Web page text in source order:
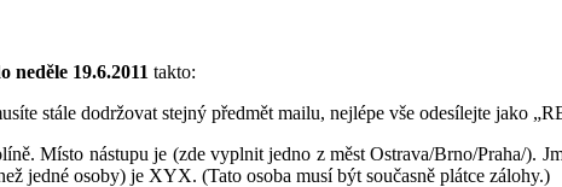
neděle 19.6.2011 takto:
stále dodržovat stejný předmět mailu, nejlépe vše odesílejte jako
Místo nástupu je (zde vyplnit jedno z měst Ostrava/Brno/Praha/).
jedné osoby) je XYX. (Tato osoba musí být současně plátce zálohy.)